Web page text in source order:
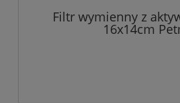
Filtr wymienny z
16x14cm